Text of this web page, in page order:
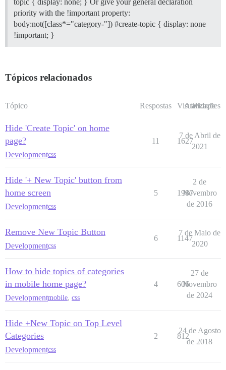
priority with the !important property:
body:not([class*="category-"]) #create-topic { display: none
!important; }
Tópicos relacionados
Tópico Respostas Visualizações
Atividade
Hide 'Create Topic' on home
page?
Developmentcss
11 1627
7 de Abril de
2021
Hide '+ New Topic' button from
home screen
Developmentcss
5 1987
2 de
Novembro
de 2016
Remove New Topic Button
Developmentcss
6 1147
7 de Maio de
2020
How to hide topics of categories
in mobile home page?
Developmentmobile, css
4 606
27 de
Novembro
de 2024
Hide +New Topic on Top Level
Categories
Developmentcss
2 812
24 de Agosto
de 2018